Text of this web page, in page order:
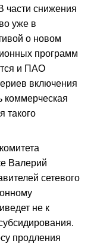
части снижения
уже в
о новом
программ
и ПАО
включения
коммерческая
такого
Валерий
сетевого
не к
продления